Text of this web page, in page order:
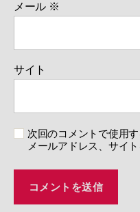
メール ※
サイト
次回のコメントで使用
メールアドレス、サイト